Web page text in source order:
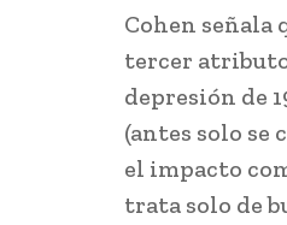
Cohen
tercer
depresión de
(antes solo
el impacto
trata solo de